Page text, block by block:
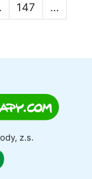
147
...
z.s.